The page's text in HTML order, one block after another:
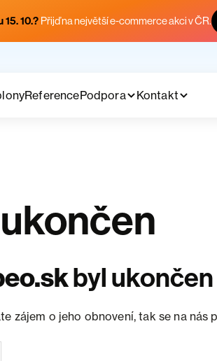
10.? Přijď na největší e-commerce akci v ČR.
ReferencePodpora Kontakt
byl ukončen
zájem o jeho obnovení, tak se na nás